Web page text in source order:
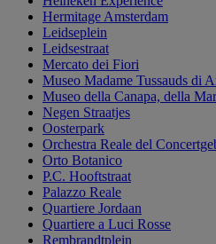
Hermitage Amsterdam
Leidseplein
Leidsestraat
Mercato dei Fiori
Museo Madame Tussauds di
Museo della Canapa, della
Negen Straatjes
Oosterpark
Orchestra Reale del
Orto Botanico
P.C. Hooftstraat
Palazzo Reale
Quartiere Jordaan
Quartiere a Luci Rosse
Rembrandtplein